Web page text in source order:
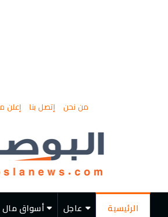
من نحن إتصل بنا إعلن
الرئيسية عاجل أسواق مال